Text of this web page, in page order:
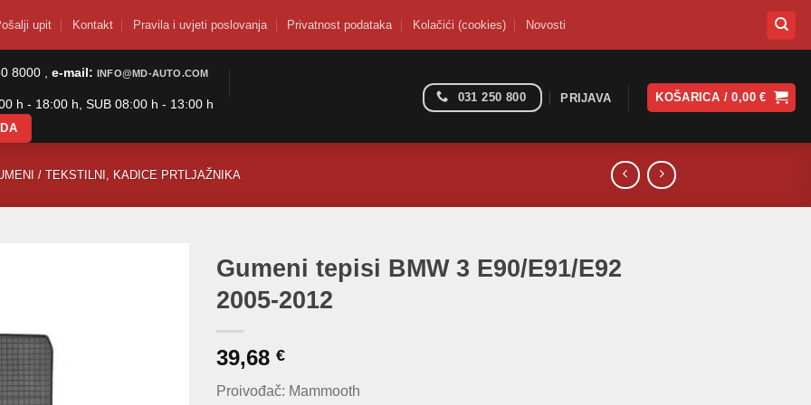
upit Kontakt Pravila i uvjeti poslovanja Privatnost podataka Kolačići (cookies) Novosti
8000 , e-mail: INFO@MD-AUTO.COM
h - 18:00 h, SUB 08:00 h - 13:00 h
031 250 800 PRIJAVA KOŠARICA /0,00€
/ TEKSTILNI, KADICE PRTLJAŽNIKA
Gumeni tepisi BMW 3 E90/E91/E92
2005-2012
39,68 €
Proivođač: Mammooth